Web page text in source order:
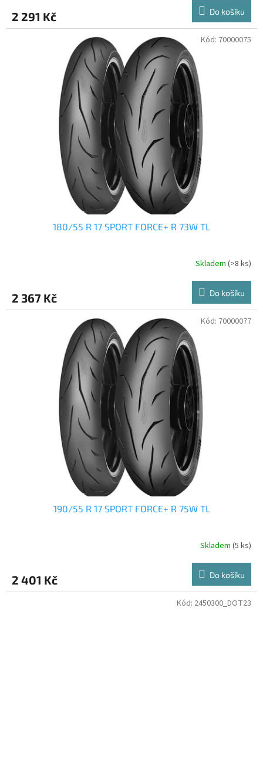
2 291 Kč Do košíku
180/55 R 17 SPORT FORCE+ R 73W TL
Skladem (>8 ks)
2 367 Kč Do košíku
Kód: 70000075
190/55 R 17 SPORT FORCE+ R 75W TL
Skladem (5 ks)
2 401 Kč Do košíku
Kód: 70000077
Kód: 2450300_DOT23